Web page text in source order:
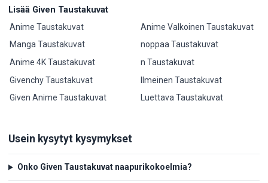
Lisää Given Taustakuvat
Anime Taustakuvat
Manga Taustakuvat
Anime 4K Taustakuvat
Givenchy Taustakuvat
Given Anime Taustakuvat
Anime Valkoinen Taustakuvat
noppaa Taustakuvat
n Taustakuvat
Ilmeinen Taustakuvat
Luettava Taustakuvat
Usein kysytyt kysymykset
Onko Given Taustakuvat naapurikokoelmia?